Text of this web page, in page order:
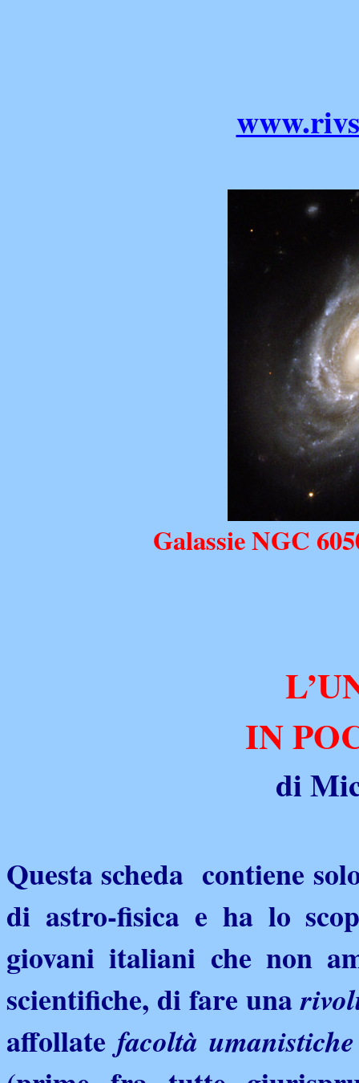
Galassie NGC
IN
di
Questa scheda contiene
di astro-fisica e ha lo
giovani italiani che non
scientifiche, di fare una
affollate facoltà umanistiche